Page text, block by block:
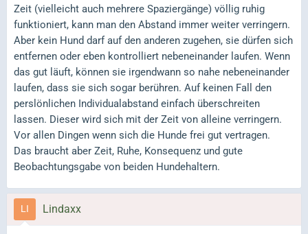
Zeit (vielleicht auch mehrere Spaziergänge) völlig ruhig
funktioniert, kann man den Abstand immer weiter verringern.
Aber kein Hund darf auf den anderen zugehen, sie dürfen sich
entfernen oder eben kontrolliert nebeneinander laufen. Wenn
das gut läuft, können sie irgendwann so nahe nebeneinander
laufen, dass sie sich sogar berühren. Auf keinen Fall den
perslönlichen Individualabstand einfach überschreiten
lassen. Dieser wird sich mit der Zeit von alleine verringern.
Vor allen Dingen wenn sich die Hunde frei gut vertragen.
Das braucht aber Zeit, Ruhe, Konsequenz und gute
Beobachtungsgabe von beiden Hundehaltern.
Lindaxx